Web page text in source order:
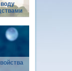
воду